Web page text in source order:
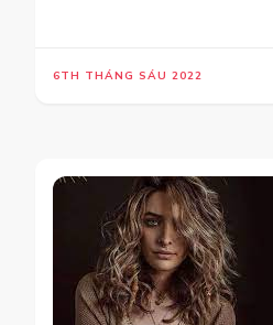
6TH THÁNG SÁU 2022